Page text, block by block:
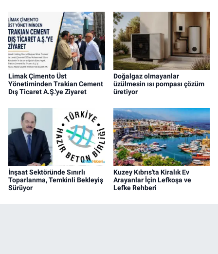
Limak Çimento Üst
Yönetiminden Trakian Cement
Dış Ticaret A.Ş.'ye Ziyaret
Doğalgaz olmayanlar
üzülmesin ısı pompası çözüm
üretiyor
İnşaat Sektöründe Sınırlı
Toparlanma, Temkinli Bekleyiş
Sürüyor
Kuzey Kıbrıs'ta Kiralık Ev
Arayanlar İçin Lefkoşa ve
Lefke Rehberi